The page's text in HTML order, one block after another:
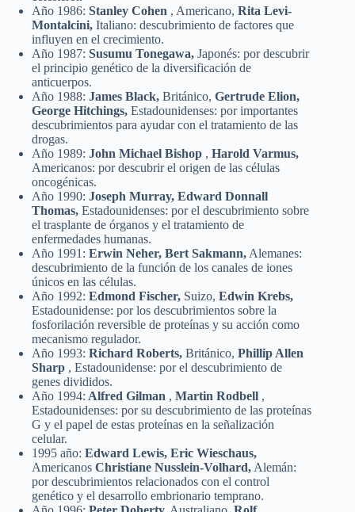
Año 1986: Stanley Cohen , Americano, Rita Levi-
Montalcini, Italiano: descubrimiento de factores que
influyen en el crecimiento.
Año 1987: Susumu Tonegawa, Japonés: por descubrir
el principio genético de la diversificación de
anticuerpos.
Año 1988: James Black, Británico, Gertrude Elion,
George Hitchings, Estadounidenses: por importantes
descubrimientos para ayudar con el tratamiento de las
drogas.
Año 1989: John Michael Bishop , Harold Varmus,
Americanos: por descubrir el origen de las células
oncogénicas.
Año 1990: Joseph Murray, Edward Donnall
Thomas, Estadounidenses: por el descubrimiento sobre
el trasplante de órganos y el tratamiento de
enfermedades humanas.
Año 1991: Erwin Neher, Bert Sakmann, Alemanes:
descubrimiento de la función de los canales de iones
únicos en las células.
Año 1992: Edmond Fischer, Suizo, Edwin Krebs,
Estadounidense: por los descubrimientos sobre la
fosforilación reversible de proteínas y su acción como
mecanismo regulador.
Año 1993: Richard Roberts, Británico, Phillip Allen
Sharp , Estadounidense: por el descubrimiento de
genes divididos.
Año 1994: Alfred Gilman , Martin Rodbell ,
Estadounidenses: por su descubrimiento de las proteínas
G y el papel de estas proteínas en la señalización
celular.
1995 año: Edward Lewis, Eric Wieschaus,
Americanos Christiane Nusslein-Volhard, Alemán:
por descubrimientos relacionados con el control
genético y el desarrollo embrionario temprano.